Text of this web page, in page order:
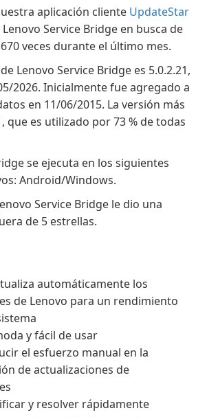
aplicación cliente UpdateStar
Service Bridge en busca de
veces durante el último mes.
Lenovo Service Bridge es 5.0.2.21,
2026. Inicialmente fue agregado a
en 11/06/2015. La versión más
que es utilizado por 73 % de todas
se ejecuta en los siguientes
Android/Windows.
Service Bridge le dio una
de 5 estrellas.
automáticamente los
de Lenovo para un rendimiento
y fácil de usar
el esfuerzo manual en la
de actualizaciones de
y resolver rápidamente